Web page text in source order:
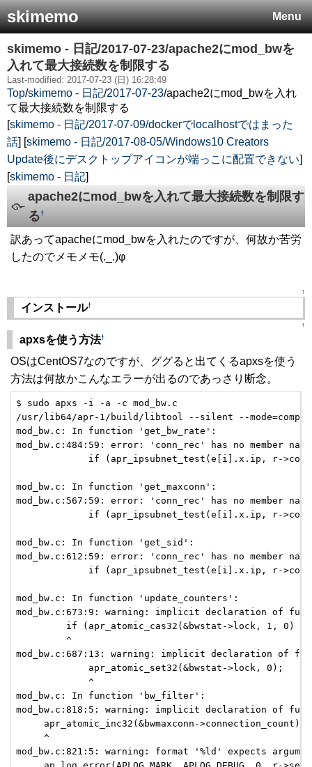
Menu
skimemo
skimemo - 日記/2017-07-23/apache2にmod_bwを
入れて最大接続数を制限する
Last-modified: 2017-07-23 (日) 16:28:49
Top/skimemo - 日記/2017-07-23/apache2にmod_bwを入れ
て最大接続数を制限する
[skimemo - 日記/2017-07-09/dockerでlocalhostではまった
話] [skimemo - 日記/2017-08-05/Windows10 Creators
Update後にデスクトップアイコンが端っこに配置できない]
[skimemo - 日記]
apache2にmod_bwを入れて最大接続数を制限す
る†
訳あってapacheにmod_bwを入れたのですが、何故か苦労
したのでメモメモ(._.)φ
↑
インストール†
↑
apxsを使う方法†
OSはCentOS7なのですが、ググると出てくるapxsを使う
方法は何故かこんなエラーが出るのであっさり断念。
$ sudo apxs -i -a -c mod_bw.c
/usr/lib64/apr-1/build/libtool --silent --mode=compile
mod_bw.c: In function 'get_bw_rate':
mod_bw.c:484:59: error: 'conn_rec' has no member
if (apr_ipsubnet_test(e[i].x.ip, r-
mod_bw.c: In function 'get_maxconn':
mod_bw.c:567:59: error: 'conn_rec' has no member
if (apr_ipsubnet_test(e[i].x.ip, r-
mod_bw.c: In function 'get_sid':
mod_bw.c:612:59: error: 'conn_rec' has no member
if (apr_ipsubnet_test(e[i].x.ip, r-
mod_bw.c: In function 'update_counters':
mod_bw.c:673:9: warning: implicit declaration of
if (apr_atomic_cas32(&bwstat->lock, 1, 0)
         ^
mod_bw.c:687:13: warning: implicit declaration of
             apr_atomic_set32(&bwstat->lock, 0);
             ^
mod_bw.c: In function 'bw_filter':
mod_bw.c:818:5: warning: implicit declaration of
     apr_atomic_inc32(&bwmaxconn->connection_count);
     ^
mod_bw.c:821:5: warning: format '%ld' expects
ap_log_error(APLOG_MARK, APLOG_DEBUG, 0, r-